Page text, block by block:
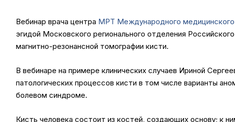
Вебинар врача центра МРТ Международного
эгидой Московского регионального отделения
магнитно-резонансной томографии кисти.
В вебинаре на примере клинических случаев Ириной
патологических процессов кисти в том числе варианты
болевом синдроме.
Кисть человека состоит из костей, создающих основу; к